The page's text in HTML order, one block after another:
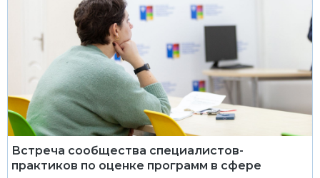
Встреча сообщества специалистов-
практиков по оценке программ в сфере